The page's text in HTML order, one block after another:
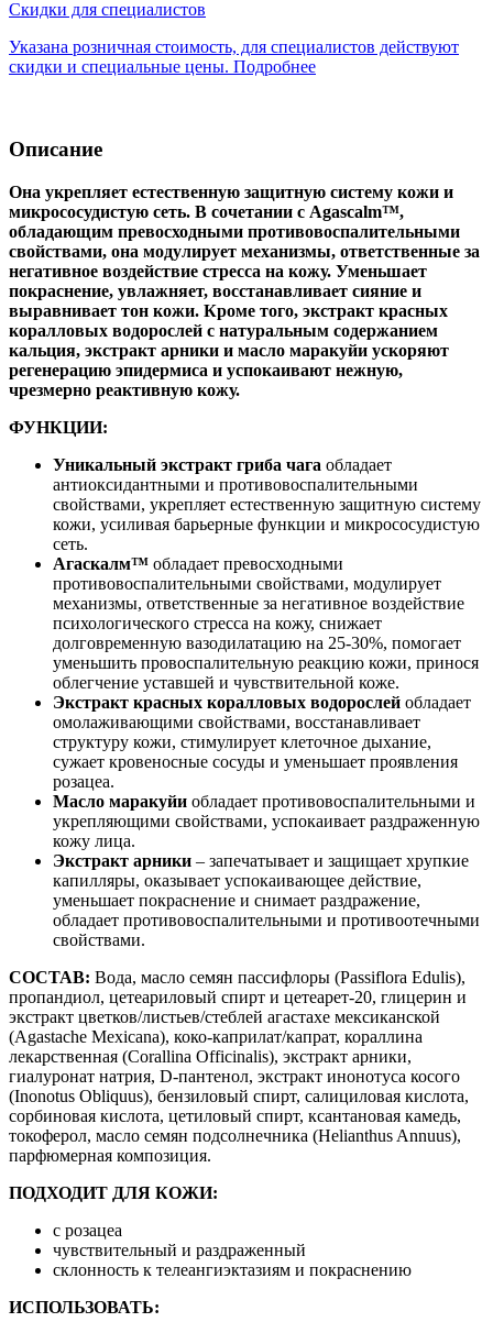
Скидки для специалистов
Указана розничная стоимость, для специалистов действуют
скидки и специальные цены. Подробнее
Описание
Она укрепляет естественную защитную систему кожи и
микрососудистую сеть. В сочетании с Agascalm™,
обладающим превосходными противовоспалительными
свойствами, она модулирует механизмы, ответственные за
негативное воздействие стресса на кожу. Уменьшает
покраснение, увлажняет, восстанавливает сияние и
выравнивает тон кожи. Кроме того, экстракт красных
коралловых водорослей с натуральным содержанием
кальция, экстракт арники и масло маракуйи ускоряют
регенерацию эпидермиса и успокаивают нежную,
чрезмерно реактивную кожу.
ФУНКЦИИ:
Уникальный экстракт гриба чага обладает
антиоксидантными и противовоспалительными
свойствами, укрепляет естественную защитную систему
кожи, усиливая барьерные функции и микрососудистую
сеть.
Агаскалм™ обладает превосходными
противовоспалительными свойствами, модулирует
механизмы, ответственные за негативное воздействие
психологического стресса на кожу, снижает
долговременную вазодилатацию на 25-30%, помогает
уменьшить провоспалительную реакцию кожи, принося
облегчение уставшей и чувствительной коже.
Экстракт красных коралловых водорослей обладает
омолаживающими свойствами, восстанавливает
структуру кожи, стимулирует клеточное дыхание,
сужает кровеносные сосуды и уменьшает проявления
розацеа.
Масло маракуйи обладает противовоспалительными и
укрепляющими свойствами, успокаивает раздраженную
кожу лица.
Экстракт арники – запечатывает и защищает хрупкие
капилляры, оказывает успокаивающее действие,
уменьшает покраснение и снимает раздражение,
обладает противовоспалительными и противоотечными
свойствами.
СОСТАВ: Вода, масло семян пассифлоры (Passiflora Edulis),
пропандиол, цетеариловый спирт и цетеарет-20, глицерин и
экстракт цветков/листьев/стеблей агастахе мексиканской
(Agastache Mexicana), коко-каприлат/капрат, кораллина
лекарственная (Corallina Officinalis), экстракт арники,
гиалуронат натрия, D-пантенол, экстракт инонотуса косого
(Inonotus Obliquus), бензиловый спирт, салициловая кислота,
сорбиновая кислота, цетиловый спирт, ксантановая камедь,
токоферол, масло семян подсолнечника (Helianthus Annuus),
парфюмерная композиция.
ПОДХОДИТ ДЛЯ КОЖИ:
с розацеа
чувствительный и раздраженный
склонность к телеангиэктазиям и покраснению
ИСПОЛЬЗОВАТЬ: